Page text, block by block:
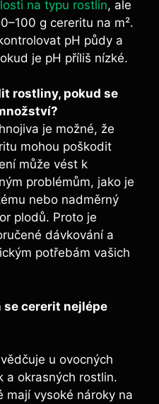
na typu rostlin,‍ ale
g⁣ cereritu na m².
pH půdy a
je pH příliš nízké.
rostliny, pokud se
je možné, že
mohou poškodit
může vést k
problémům, jako je
nebo nadměrný
plodů. Proto je
dávkování a
⁢potřebám vašich
se cererit nejlépe
u ovocných
a okrasných rostlin.
mají vysoké ‍nároky na